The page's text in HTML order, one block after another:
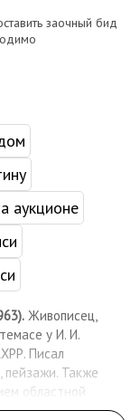
заочный бид
аукционе
Живописец,
у И. И.
Писал
пейзажи. Также
областной
(Твери, 1935),